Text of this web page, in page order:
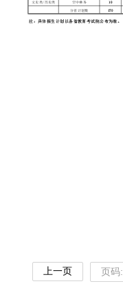
上一页 页码: